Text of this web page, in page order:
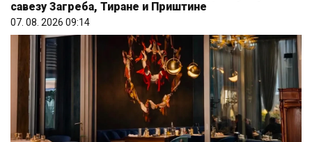
савезу Загреба, Тиране и Приштине
07. 08. 2026 09:14